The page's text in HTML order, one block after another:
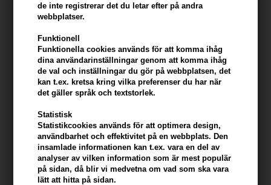
de inte registrerar det du letar efter på andra
webbplatser.
Funktionell
Funktionella cookies används för att komma ihåg
dina användarinställningar genom att komma ihåg
de val och inställningar du gör på webbplatsen, det
kan t.ex. kretsa kring vilka preferenser du har när
det gäller språk och textstorlek.
Statistisk
Statistikcookies används för att optimera design,
användbarhet och effektivitet på en webbplats. Den
insamlade informationen kan t.ex. vara en del av
analyser av vilken information som är mest populär
på sidan, då blir vi medvetna om vad som ska vara
lätt att hitta på sidan.
Maria Nila Coils & Curls Oil In
Cream 100ml
325,00 SEK
Maria Nila Coils & Curls
Luscious Curl Definer 125ml